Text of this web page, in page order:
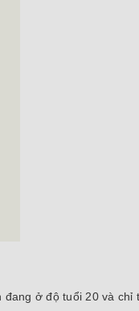
ở độ tuổi 20 và chỉ